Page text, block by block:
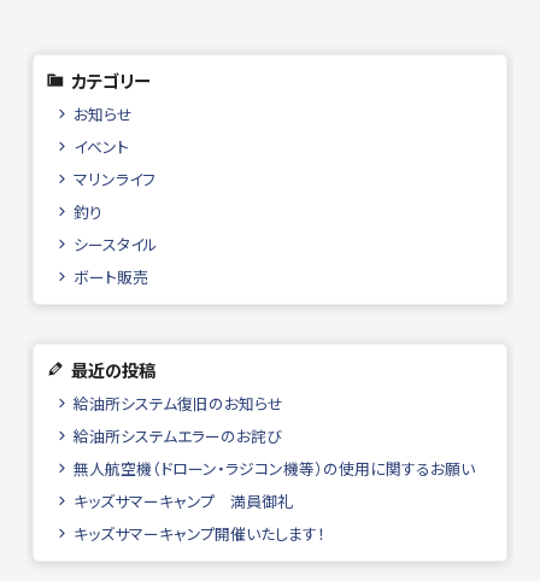
カテゴリー
お知らせ
イベント
マリンライフ
釣り
シースタイル
ボート販売
最近の投稿
給油所システム復旧のお知らせ
給油所システムエラーのお詫び
無人航空機（ドローン・ラジコン機等）の使用に関するお願い
キッズサマーキャンプ 満員御礼
キッズサマーキャンプ開催いたします！